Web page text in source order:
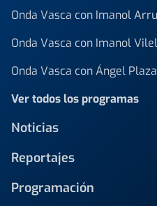
Onda Vasca con Imanol
Onda Vasca con Imanol
Onda Vasca con Ángel Plaza
Ver todos los programas
Noticias
Reportajes
Programación